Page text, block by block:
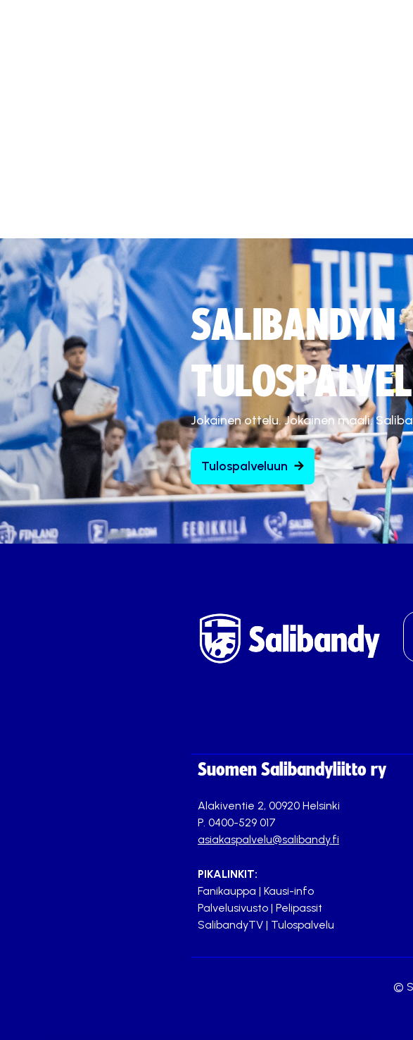
SALIBANDYN
Jokainen ottelu. Jokainen maali.
Tulospalveluun
Suomen Salibandyliitto ry
Alakiventie 2, 00920 Helsinki
P. 0400-529 017
asiakaspalvelu@salibandy.fi
PIKALINKIT:
Fanikauppa | Kausi-info
Palvelusivusto | Pelipassit
SalibandyTV | Tulospalvelu
©